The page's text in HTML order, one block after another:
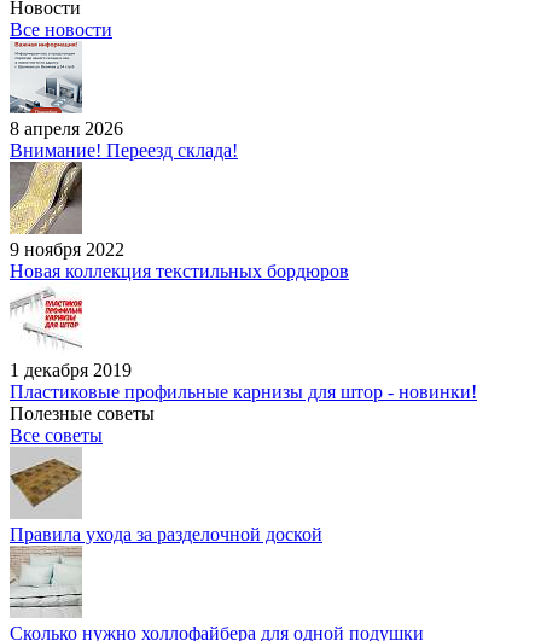
Новости
Все новости
8 апреля 2026
Внимание! Переезд склада!
9 ноября 2022
Новая коллекция текстильных бордюров
1 декабря 2019
Пластиковые профильные карнизы для штор - новинки!
Полезные советы
Все советы
Правила ухода за разделочной доской
Сколько нужно холлофайбера для одной подушки